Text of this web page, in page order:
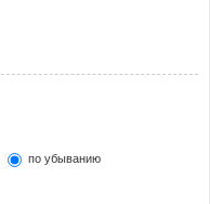
по убыванию